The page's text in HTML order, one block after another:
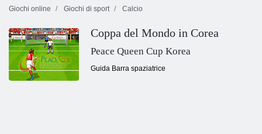
Giochi online
Giochi di sport Calcio
Coppa del Mondo in Corea
Peace Queen Cup Korea
Guida Barra spaziatrice